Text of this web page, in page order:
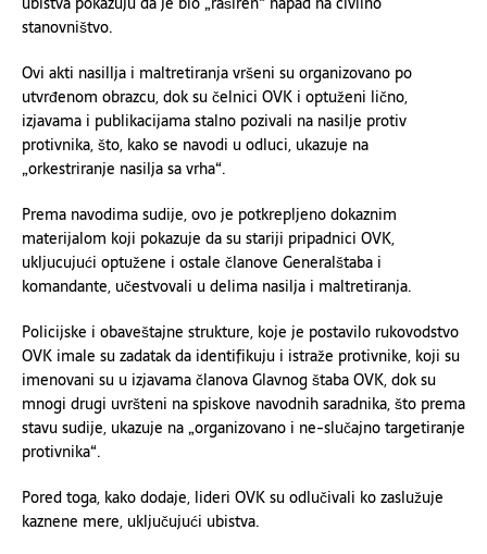
stanovništvo.
Ovi akti nasillja i maltretiranja vršeni su organizovano po
utvrđenom obrazcu, dok su čelnici OVK i optuženi lično,
izjavama i publikacijama stalno pozivali na nasilje protiv
protivnika, što, kako se navodi u odluci, ukazuje na
„orkestriranje nasilja sa vrha“.
Prema navodima sudije, ovo je potkrepljeno dokaznim
materijalom koji pokazuje da su stariji pripadnici OVK,
ukljucujući optužene i ostale članove Generalštaba i
komandante, učestvovali u delima nasilja i maltretiranja.
Policijske i obaveštajne strukture, koje je postavilo rukovodstvo
OVK imale su zadatak da identifikuju i istraže protivnike, koji su
imenovani su u izjavama članova Glavnog štaba OVK, dok su
mnogi drugi uvršteni na spiskove navodnih saradnika, što prema
stavu sudije, ukazuje na „organizovano i ne-slučajno targetiranje
protivnika“.
Pored toga, kako dodaje, lideri OVK su odlučivali ko zaslužuje
kaznene mere, uključujući ubistva.